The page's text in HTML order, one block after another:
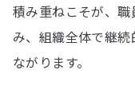
積み重ねこそが、
み、組織全体で継
ながります。